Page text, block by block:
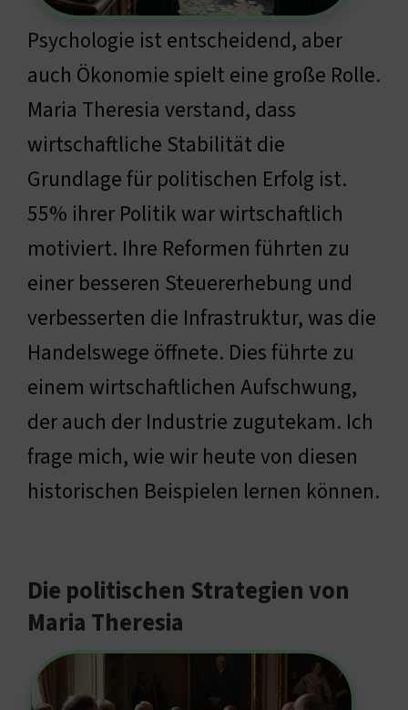
Psychologie ist entscheidend, aber
auch Ökonomie spielt eine große Rolle.
Maria Theresia verstand, dass
wirtschaftliche Stabilität die
Grundlage für politischen Erfolg ist.
55% ihrer Politik war wirtschaftlich
motiviert. Ihre Reformen führten zu
einer besseren Steuererhebung und
verbesserten die Infrastruktur, was die
Handelswege öffnete. Dies führte zu
einem wirtschaftlichen Aufschwung,
der auch der Industrie zugutekam. Ich
frage mich, wie wir heute von diesen
historischen Beispielen lernen können.
Die politischen Strategien von
Maria Theresia